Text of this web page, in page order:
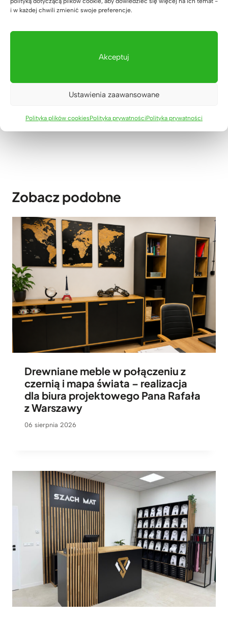
i w każdej chwili zmienić swoje preferencje.
Akceptuj
Ustawienia zaawansowane
Polityka plików cookiesPolityka prywatnościPolityka prywatności
wpisu
W świecie „masówki”
litego drewna
Wo Transparenz zählt –
Zobacz podobne
Drewniane meble w połączeniu z
czernią i mapa świata – realizacja
dla biura projektowego Pana Rafała
z Warszawy
06 sierpnia 2026